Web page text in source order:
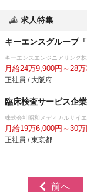
求人特集
キーエンスグループ
キーエンスエンジニアリング
月給24万9,900円～28
正社員 / 大阪府
臨床検査サービス企
株式会社昭和メディカルサイエ
月給19万6,000円～30万
正社員 / 東京都
前へ